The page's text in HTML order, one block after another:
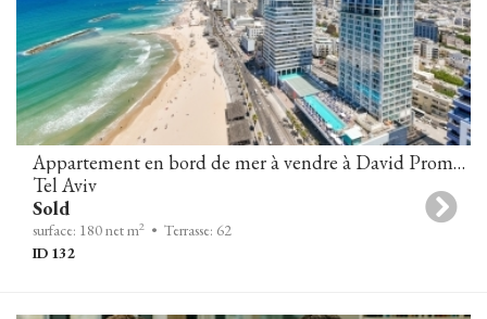
Appartement en bord de mer à vendre à David Promenade Towers
Tel Aviv
Sold
surface: 180 net m2 • Terrasse: 62
ID 132